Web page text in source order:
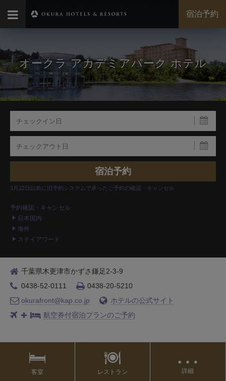
宿泊予約
オークラ アカデミアパーク ホテル
3月22日以前に旧予約システムで承ったご予約の確認・キャンセル
予約確認・キャンセル
日本国内
海外
ステイアワード
千葉県木更津市かずさ鎌足2-3-9
0438-52-0111
0438-20-5210
okurafront@kap.co.jp
ホテルの公式サイト
航空券付宿泊プランのご予約
客室 レストラン
…
詳細